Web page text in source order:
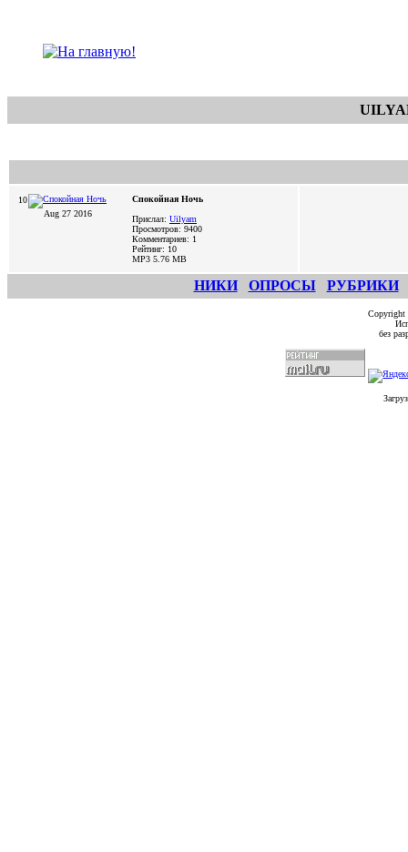
10
Aug 27 2016
Спокойная Ночь
Прислал: Uilyam
Просмотров: 9400
Комментариев: 1
Рейтинг: 10
MP3 5.76 MB
НИКИ ОПРОСЫ РУБРИКИ
без